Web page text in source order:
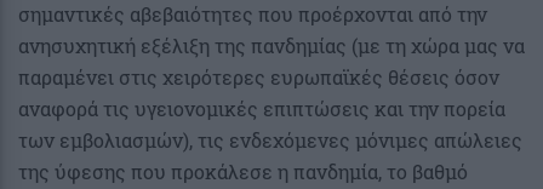
σημαντικές αβεβαιότητες που προέρχονται από την
ανησυχητική εξέλιξη της πανδημίας (με τη χώρα μας να
παραμένει στις χειρότερες ευρωπαϊκές θέσεις όσον
αναφορά τις υγειονομικές επιπτώσεις και την πορεία
των εμβολιασμών), τις ενδεχόμενες μόνιμες απώλειες
της ύφεσης που προκάλεσε η πανδημία, το βαθμό